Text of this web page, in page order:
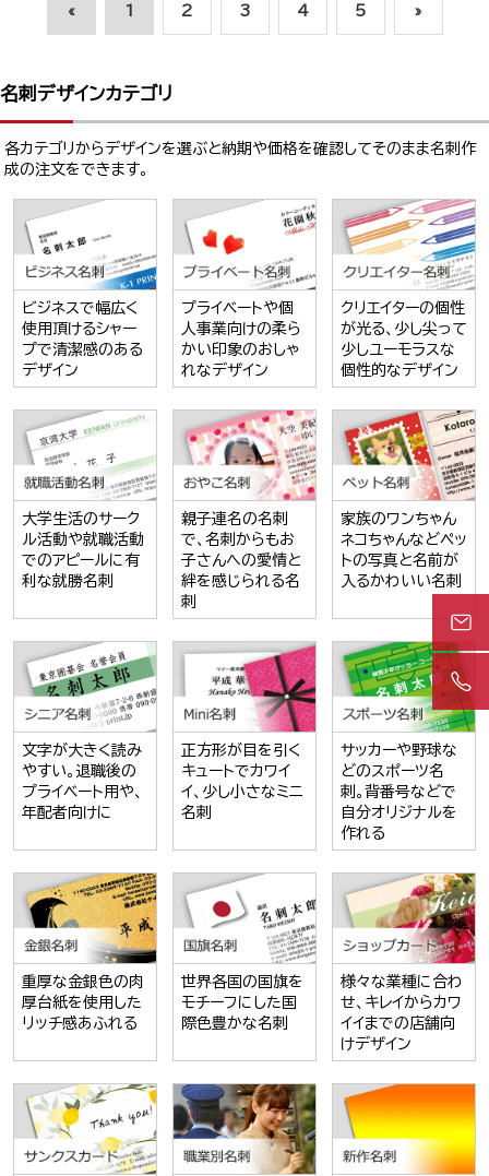
« 1 2 3 4 5 »
名刺デザインカテゴリ
各カテゴリからデザインを選ぶと納期や価格を確認してそのまま名刺作
成の注文をできます。
ビジネスで幅広く
使用頂けるシャー
プで清潔感のある
デザイン
プライベートや個
人事業向けの柔ら
かい印象のおしゃ
れなデザイン
クリエイターの個性
が光る、少し尖って
少しユーモラスな
個性的なデザイン
大学生活のサーク
ル活動や就職活動
でのアピールに有
利な就勝名刺
親子連名の名刺
で、名刺からもお
子さんへの愛情と
絆を感じられる名
刺
家族のワンちゃん
ネコちゃんなどペッ
トの写真と名前が
入るかわいい名刺
文字が大きく読み
やすい。退職後の
プライベート用や、
年配者向けに
正方形が目を引く
キュートでカワイ
イ、少し小さなミニ
名刺
サッカーや野球な
どのスポーツ名
刺。背番号などで
自分オリジナルを
作れる
重厚な金銀色の肉
厚台紙を使用した
リッチ感あふれる
世界各国の国旗を
モチーフにした国
際色豊かな名刺
様々な業種に合わ
せ、キレイからカワ
イイまでの店舗向
けデザイン